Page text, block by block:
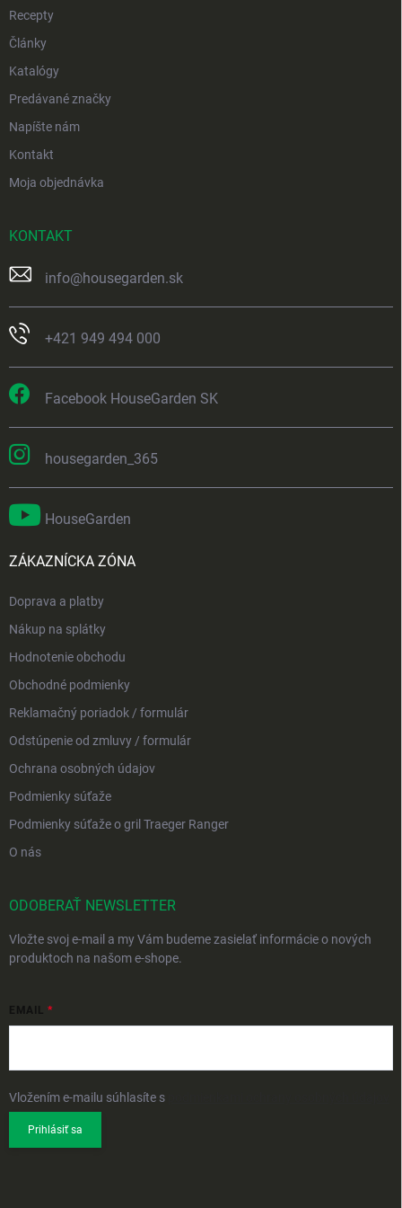
Recepty
Články
Katalógy
Predávané značky
Napíšte nám
Kontakt
Moja objednávka
KONTAKT
info@housegarden.sk
+421 949 494 000
Facebook HouseGarden SK
housegarden_365
HouseGarden
ZÁKAZNÍCKA ZÓNA
Doprava a platby
Nákup na splátky
Hodnotenie obchodu
Obchodné podmienky
Reklamačný poriadok / formulár
Odstúpenie od zmluvy / formulár
Ochrana osobných údajov
Podmienky súťaže
Podmienky súťaže o gril Traeger Ranger
O nás
ODOBERAŤ NEWSLETTER
Vložte svoj e-mail a my Vám budeme zasielať informácie o nových
produktoch na našom e-shope.
EMAIL
Vložením e-mailu súhlasíte s
Prihlásiť sa